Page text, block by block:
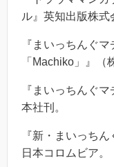
ル』英知出版株式
『まいっちんぐ
「Machiko」』（
『まいっちんぐ
本社刊。
『新・まいっち
日本コロムビア。